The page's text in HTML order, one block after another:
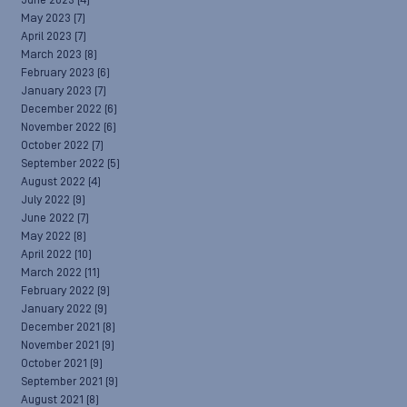
May 2023 (7)
April 2023 (7)
March 2023 (8)
February 2023 (6)
January 2023 (7)
December 2022 (6)
November 2022 (6)
October 2022 (7)
September 2022 (5)
August 2022 (4)
July 2022 (9)
June 2022 (7)
May 2022 (8)
April 2022 (10)
March 2022 (11)
February 2022 (9)
January 2022 (9)
December 2021 (8)
November 2021 (9)
October 2021 (9)
September 2021 (9)
August 2021 (8)